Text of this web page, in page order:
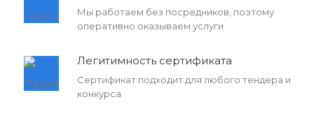
Мы работаем без посредников, поэтому
оперативно оказываем услуги
Легитимность сертификата
Сертификат подходит для любого тендера и
конкурса